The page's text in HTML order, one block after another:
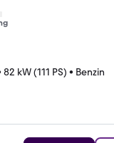
82 kW (111 PS) • Benzin